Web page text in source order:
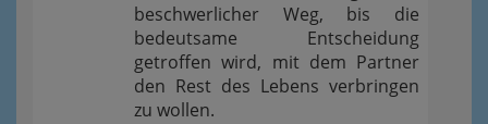
beschwerlicher Weg, bis die
bedeutsame Entscheidung
getroffen wird, mit dem Partner
den Rest des Lebens verbringen
zu wollen.